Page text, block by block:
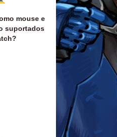
mouse e
suportados